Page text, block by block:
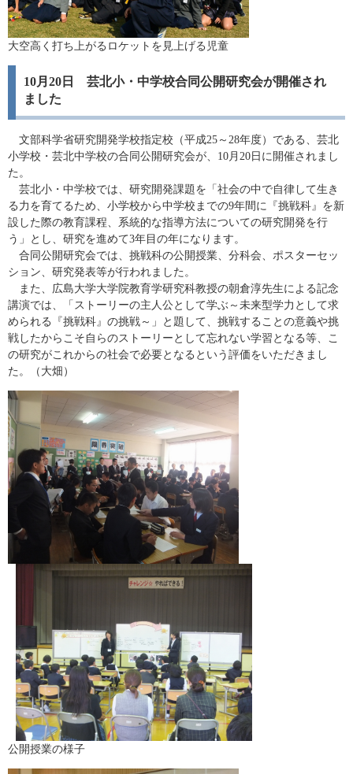
大空高く打ち上がるロケットを見上げる児童
10月20日 芸北小・中学校合同公開研究会が開催され
ました
文部科学省研究開発学校指定校（平成25～28年度）である、芸北
小学校・芸北中学校の合同公開研究会が、10月20日に開催されまし
た。
芸北小・中学校では、研究開発課題を「社会の中で自律して生き
る力を育てるため、小学校から中学校までの9年間に『挑戦科』を新
設した際の教育課程、系統的な指導方法についての研究開発を行
う」とし、研究を進めて3年目の年になります。
合同公開研究会では、挑戦科の公開授業、分科会、ポスターセッ
ション、研究発表等が行われました。
また、広島大学大学院教育学研究科教授の朝倉淳先生による記念
講演では、「ストーリーの主人公として学ぶ～未来型学力として求
められる『挑戦科』の挑戦～」と題して、挑戦することの意義や挑
戦したからこそ自らのストーリーとして忘れない学習となる等、こ
の研究がこれからの社会で必要となるという評価をいただきまし
た。（大畑）
公開授業の様子